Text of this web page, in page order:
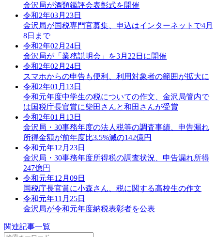
金沢局が酒類鑑評会表彰式を開催
令和2年03月23日
金沢局が国税専門官募集、申込はインターネットで4月
8日まで
令和2年02月24日
金沢局が「業務説明会」を3月22日に開催
令和2年02月24日
スマホからの申告も便利、利用対象者の範囲が拡大に
令和2年01月13日
令和元年度中学生の税についての作文、金沢局管内で
は国税庁長官賞に柴田さんと和田さんが受賞
令和2年01月13日
金沢局・30事務年度の法人税等の調査事績、申告漏れ
所得金額が前年度比3.5%減の142億円
令和元年12月23日
金沢局・30事務年度所得税の調査状況、申告漏れ所得
247億円
令和元年12月09日
国税庁長官賞に小森さん、税に関する高校生の作文
令和元年11月25日
金沢局が令和元年度納税表彰者を公表
関連記事一覧